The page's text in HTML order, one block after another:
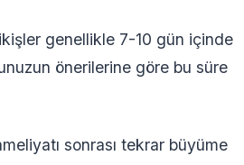
genellikle 7-10 gün içinde
önerilerine göre bu süre
sonrası tekrar büyüme